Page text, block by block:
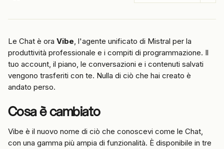
Le Chat è ora Vibe, l'agente unificato di Mistral per la
produttività professionale e i compiti di programmazione. Il
tuo account, il piano, le conversazioni e i contenuti salvati
vengono trasferiti con te. Nulla di ciò che hai creato è
andato perso.
Cosa è cambiato
Vibe è il nuovo nome di ciò che conoscevi come le Chat,
con una gamma più ampia di funzionalità. È disponibile in tre